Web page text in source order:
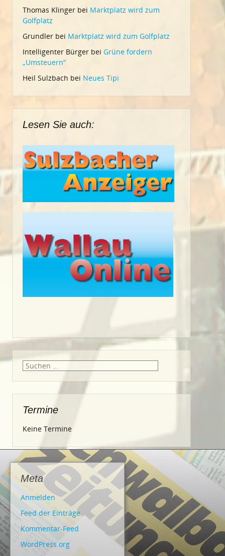
Thomas Klinger bei Marktplatz wird zum
Golfplatz
Grundler bei Marktplatz wird zum Golfplatz
Intelligenter Bürger bei Grüne fordern
„Umsteuern“
Heil Sulzbach bei Neues Tipi
Lesen Sie auch:
Suche
Termine
Keine Termine
Meta
Anmelden
Feed der Einträge
Kommentar-Feed
WordPress.org